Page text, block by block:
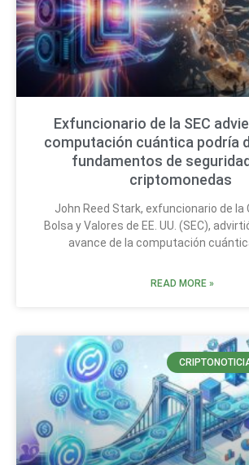
Exfuncionario de la SEC
computación cuántica podría
fundamentos de
criptomonedas
John Reed Stark, exfuncionario de la
Bolsa y Valores de EE. UU. (SEC),
avance de la computación
READ MORE »